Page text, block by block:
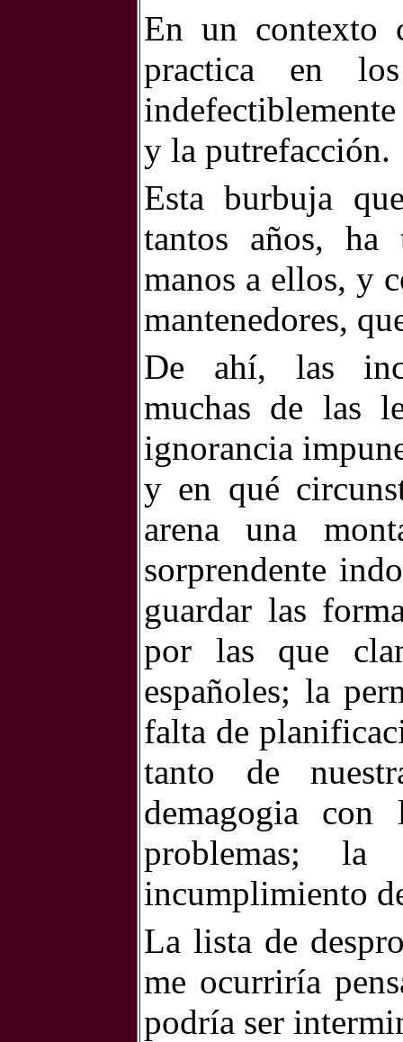
En un contexto
practica en
y la putrefacción.
Esta burbuja
tantos años, ha
manos a ellos, y
mantenedores,
De ahí, las
muchas de las
ignorancia
y en qué
arena una
sorprendente
guardar las
por las que
españoles; la
falta de
tanto de
demagogia
problemas; la
incumplimiento
La lista de
me ocurriría
podría ser